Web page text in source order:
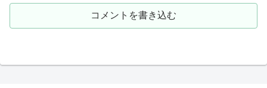
コメントを書き込む